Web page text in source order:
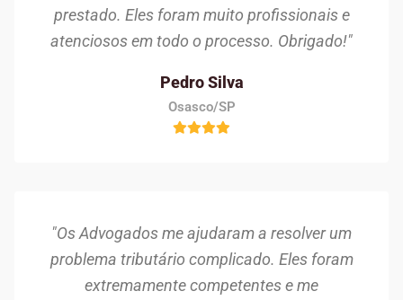
prestado. Eles foram muito profissionais e
atenciosos em todo o processo. Obrigado!"
Pedro Silva
Osasco/SP
"Os Advogados me ajudaram a resolver um
problema tributário complicado. Eles foram
extremamente competentes e me